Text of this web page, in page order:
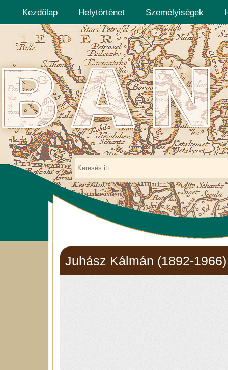
Kezdőlap Helytörténet Személyiségek
Juhász Kálmán (1892-1966)